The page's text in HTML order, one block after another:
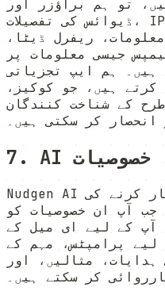
تو ہم براؤزر اور
ڈیوائس کی تفصیلات، IP پتے سے اخذ کردہ تخمینی
ریفرل ڈیٹا،
جیسی معلومات پر
ہیں۔ ہم ایپ تجزیاتی
کرتے ہیں، جو کوکیز،
کے شناخت کنندگان
انحصار کر سکتی ہیں۔
7. AI خصوصیات
Nudgen AI کی مدد سے ای میل تیار کرنے کی
جب آپ ان خصوصیات کو
آپ کے لیے ای میل کے
لیے پرامپٹس، مہم کے
مثالیں، اور
کر سکتے ہیں۔